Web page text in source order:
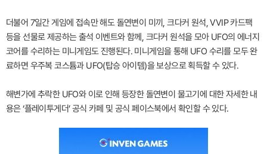
더불어 7일간 게임에 접속만 해도 돌연변이 미끼, 크다커 원석, VVIP 카드팩
등을 선물로 제공하는 출석 이벤트와 함께, 크다커 원석을 모아 UFO의 에너지
코어를 수리하는 미니게임도 진행된다. 미니게임을 통해 UFO 수리를 모두 완
료하면 우주복 코스튬과 UFO(탑승 아이템)을 보상으로 획득할 수 있다.
해변가에 추락한 UFO와 이로 인해 등장한 돌연변이 물고기에 대한 자세한 내
용은 ‘플레이투게더’ 공식 카페 및 공식 페이스북에서 확인할 수 있다.